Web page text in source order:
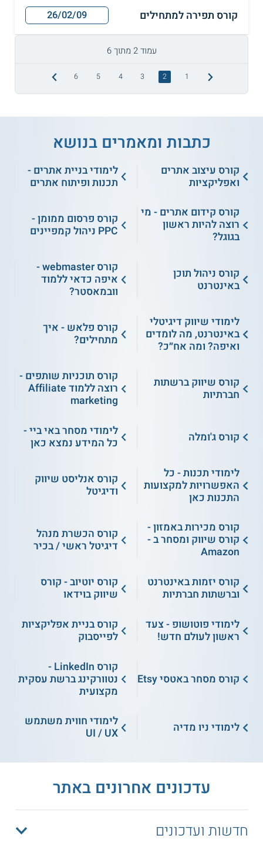
קורס תפירה למתחילים 26/02/09
עמוד 2 מתוך 6
1
2
3
4
5
6
כתבות ומאמרים בנושא
קורס עיצוב אתרים
ואפליקציות
לימודי בניית אתרים -
תכנות ופיתוח אתרים
קורס קידום אתרים - מי
רוצה להיות ראשון
בגוגל?
קורס פרסום ממומן -
PPC ניהול קמפיינים
קורס ניהול תוכן
באינטרנט
קורס webmaster -
איפה כדאי ללמוד
וובמאסטר?
לימודי שיווק דיגיטלי
באינטרנט, מה לומדים
ואיפה? ומה אח״כ?
קורס פלאש - איך
מתחילים?
קורס שיווק ברשתות
חברתיות
קורס תוכניות שותפים -
רוצה ללמוד Affiliate
marketing
קורס ג'ומלה
לימודי מסחר באי ביי -
כל המידע נמצא כאן
לימודי תכנות - כל
האפשרויות למקצועות
התכנות כאן
קורס אנליסט שיווק
ודיגיטל
קורס מכירות באמזון -
קורס שיווק ומסחר ב -
Amazon
קורס הכשרת מנהל
דיגיטל ראשי / בכיר
קורס יזמות באינטרנט
וברשתות חברתיות
קורס יוטיוב - קורס
שיווק בוידאו
לימודי פוטושופ - צעד
ראשון לעולם חדש!
קורס בניית אפליקציות
לפייסבוק
קורס מסחר באטסי Etsy
קורס LinkedIn -
נטוורקינג ברשת עסקית
מקצועית
לימודי ניו מדיה
לימודי חווית משתמש
UI / UX
עדכונים אחרונים באתר
חדשות ועדכונים